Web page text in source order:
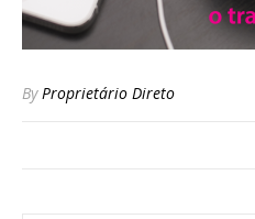
ByProprietário Direto